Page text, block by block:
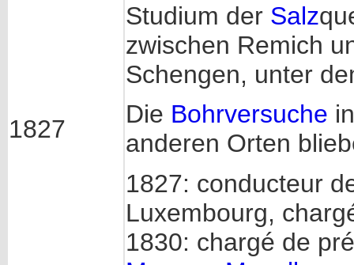
1827
Studium der Salz
zwischen Remich
Schengen, unter
Die Bohrversuche
anderen Orten
1827: conducteur
Luxembourg,
1830: chargé de